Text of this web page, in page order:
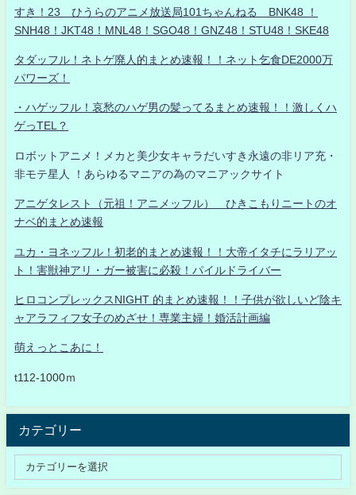
すき！23 ひうらのアニメ放送局101ちゃんねる BNK48 ！
SNH48！JKT48！MNL48！SGO48！GNZ48！STU48！SKE48
タダッフル！ネトゲ廃人的まとめ速報！！ネット乞食DE2000万
パワーズ！
・ハゲッフル！哀愁のハゲ男の髪ってるまとめ速報！！激しくハ
ゲっTEL？
ロボットアニメ！メカと美少女キャラだいすき永遠の非リア充・
非モテ星人 ！あらゆるマニアの為のマニアックサイト
アニゲタレスト（元祖！アニメッフル） ひきこもりニートのオ
ナベ的まとめ速報
ユカ・ヨネッフル！初老的まとめ速報！！大帝イタチにラリアッ
ト！害獣神アリ・ガー被害に必殺！パイルドライバー
ヒロコンプレックスNIGHT 的まとめ速報！！子供が欲しいど陰キ
ャアラフィフ女子のめざせ！専業主婦！婚活計画編
萌えっとこあに！
t112-1000ｍ
カテゴリー